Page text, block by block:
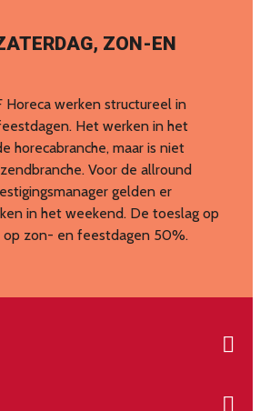
ZON-EN
Horeca werken structureel in
Het werken in het
horecabranche, maar is niet
Voor de allround
gelden er
in het weekend. De toeslag op
op zon- en feestdagen 50%.